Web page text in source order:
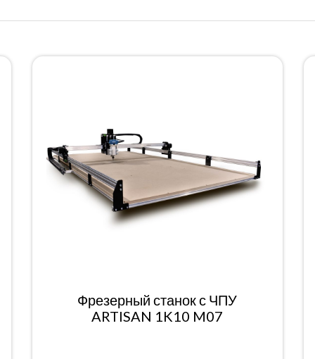
Фрезерный станок с ЧПУ
ARTISAN 1K10 M07